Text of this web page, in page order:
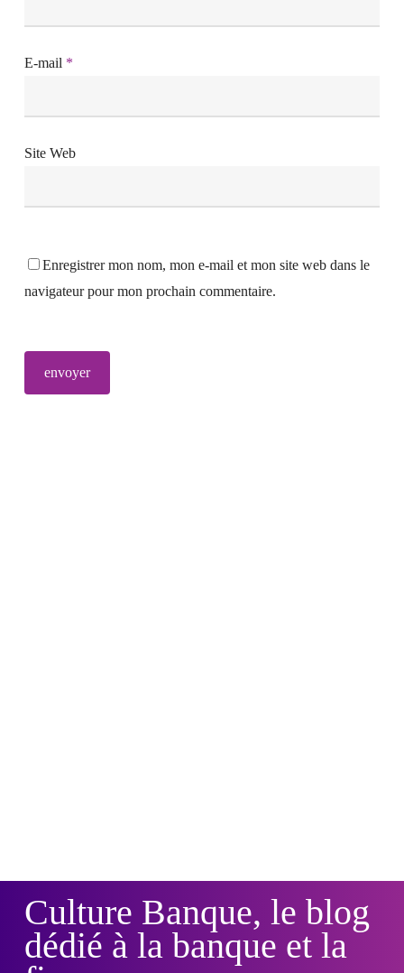
E-mail *
Site Web
Enregistrer mon nom, mon e-mail et mon site web dans le
navigateur pour mon prochain commentaire.
Culture Banque, le blog
dédié à la banque et la